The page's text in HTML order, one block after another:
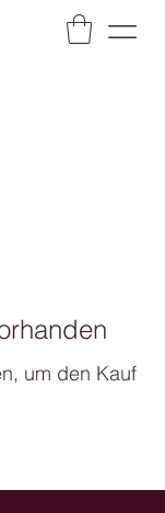
um den Kauf